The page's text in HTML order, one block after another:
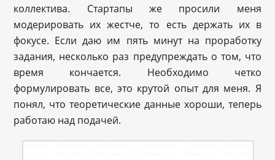
коллектива. Стартапы же просили меня
модерировать их жестче, то есть держать их в
фокусе. Если даю им пять минут на проработку
задания, несколько раз предупреждать о том, что
время кончается. Необходимо четко
формулировать все, это крутой опыт для меня. Я
понял, что теоретические данные хороши, теперь
работаю над подачей.